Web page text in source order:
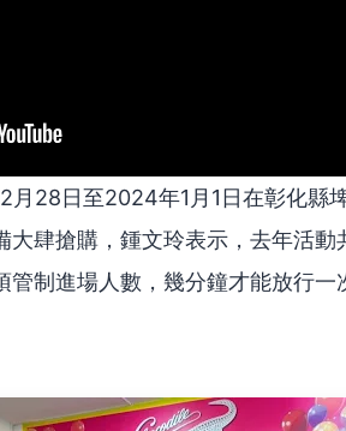
月28日至2024年1月1日在彰化縣
大肆搶購，鍾文玲表示，去年活
管制進場人數，幾分鐘才能放行一